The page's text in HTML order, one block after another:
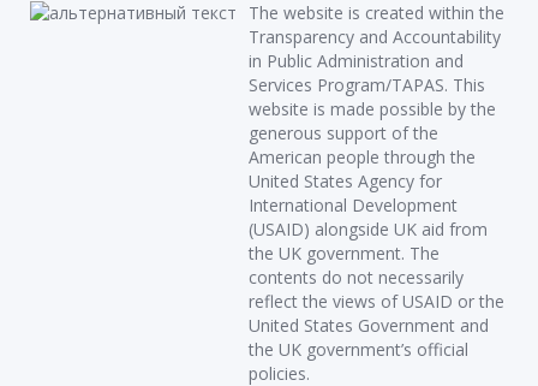
The website is created within the
Transparency and Accountability
in Public Administration and
Services Program/TAPAS. This
website is made possible by the
generous support of the
American people through the
United States Agency for
International Development
(USAID) alongside UK aid from
the UK government. The
contents do not necessarily
reflect the views of USAID or the
United States Government and
the UK government’s official
policies.